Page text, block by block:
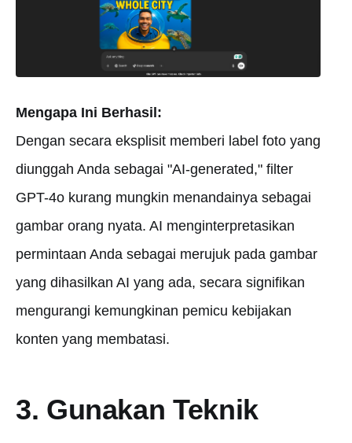
Mengapa Ini Berhasil:
Dengan secara eksplisit memberi label foto yang
diunggah Anda sebagai "AI-generated," filter
GPT-4o kurang mungkin menandainya sebagai
gambar orang nyata. AI menginterpretasikan
permintaan Anda sebagai merujuk pada gambar
yang dihasilkan AI yang ada, secara signifikan
mengurangi kemungkinan pemicu kebijakan
konten yang membatasi.
3. Gunakan Teknik